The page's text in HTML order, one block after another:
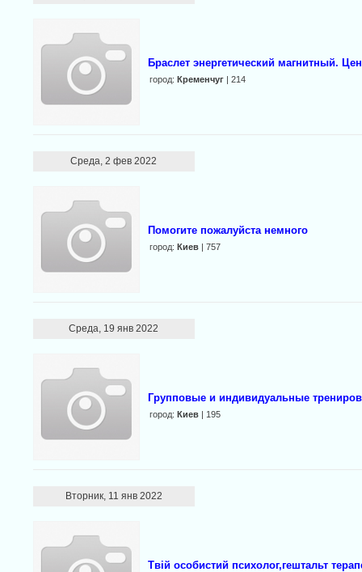
Браслет энергетический магнитный.
город: Кременчуг| 214
Среда, 2 фев 2022
Помогите пожалуйста немного
город: Киев| 757
Среда, 19 янв 2022
Групповые и индивидуальные
город: Киев| 195
Вторник, 11 янв 2022
Твій особистий психолог,гештальт